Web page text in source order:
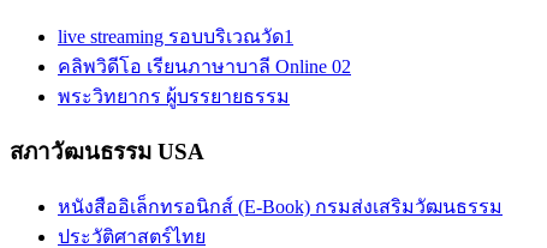
live streaming รอบบริเวณวัด1
คลิพวิดีโอ เรียนภาษาบาลี Online 02
พระวิทยากร ผู้บรรยายธรรม
สภาวัฒนธรรม USA
หนังสืออิเล็กทรอนิกส์ (E-Book) กรมส่งเสริมวัฒนธรรม
ประวัติศาสตร์ไทย